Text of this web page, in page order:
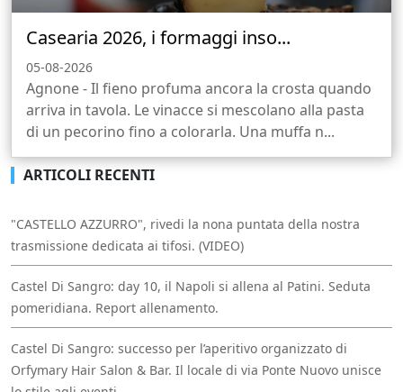
Casearia 2026, i formaggi inso...
05-08-2026
Agnone - Il fieno profuma ancora la crosta quando
arriva in tavola. Le vinacce si mescolano alla pasta
di un pecorino fino a colorarla. Una muffa n...
ARTICOLI RECENTI
"CASTELLO AZZURRO", rivedi la nona puntata della nostra
trasmissione dedicata ai tifosi. (VIDEO)
Castel Di Sangro: day 10, il Napoli si allena al Patini. Seduta
pomeridiana. Report allenamento.
Castel Di Sangro: successo per l’aperitivo organizzato di
Orfymary Hair Salon & Bar. Il locale di via Ponte Nuovo unisce